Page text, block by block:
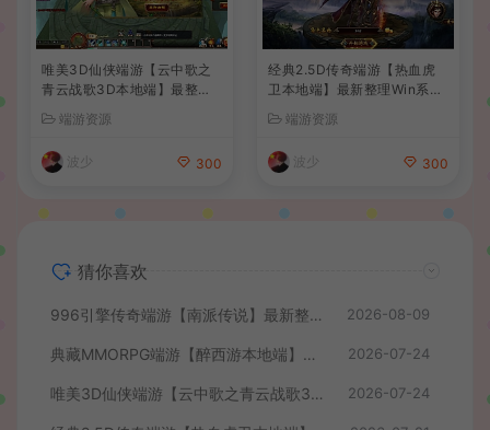
唯美3D仙侠端游【云中歌之
青云战歌3D本地端】最整理
Win系服务端+PC客户端+G
M工具+详细搭建教程
端游资源
波少 300
经典2.5D传奇端游【热血虎
卫本地端】最新整理Win系服
务端+PC客户端+详细搭建教
程
端游资源
波少 300
猜你喜欢
996引擎传奇端游【南派传说】最新整理WIN系一键即玩单机端+PC客户端+详细搭建教程 2026-08-09
典藏MMORPG端游【醉西游本地端】最新最新整理Win系服务端+PC客户端+GM后台+详细搭建教程 2026-07-24
唯美3D仙侠端游【云中歌之青云战歌3D本地端】最整理Win系服务端+PC客户端+GM工具+详细搭建教程 2026-07-24